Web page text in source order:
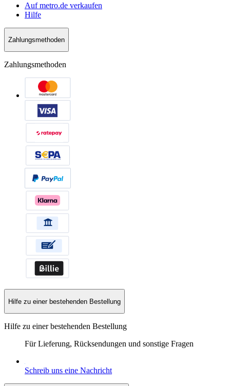
Auf metro.de verkaufen
Hilfe
Zahlungsmethoden
Zahlungsmethoden
Hilfe zu einer bestehenden Bestellung
Hilfe zu einer bestehenden Bestellung
Für Lieferung, Rücksendungen und sonstige Fragen
Schreib uns eine Nachricht